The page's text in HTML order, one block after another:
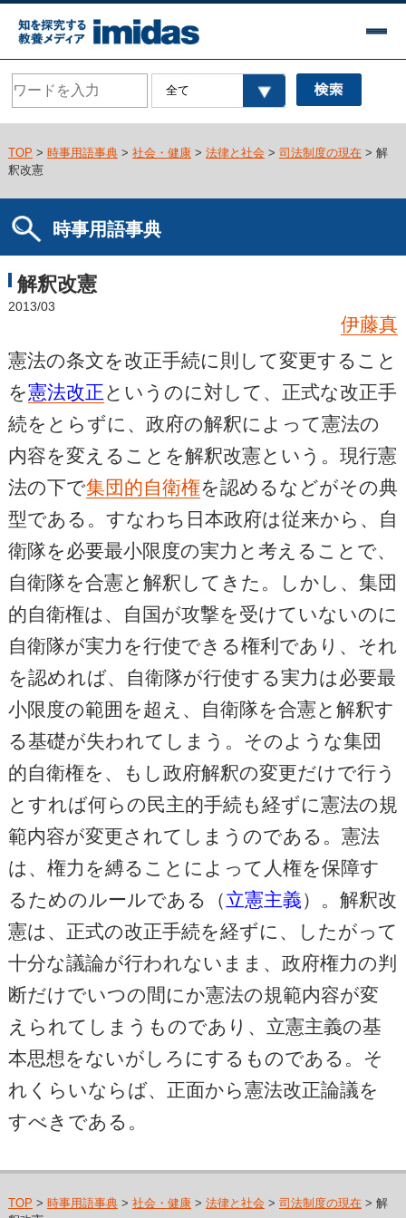
TOP > 時事用語事典> 社会・健康> 法律と社会 > 司法制度の現在> 解
釈改憲
時事用語事典
解釈改憲
2013/03
伊藤真
憲法の条文を改正手続に則して変更すること
を憲法改正というのに対して、正式な改正手
続をとらずに、政府の解釈によって憲法の
内容を変えることを解釈改憲という。現行憲
法の下で集団的自衛権を認めるなどがその典
型である。すなわち日本政府は従来から、自
衛隊を必要最小限度の実力と考えることで、
自衛隊を合憲と解釈してきた。しかし、集団
的自衛権は、自国が攻撃を受けていないのに
自衛隊が実力を行使できる権利であり、それ
を認めれば、自衛隊が行使する実力は必要最
小限度の範囲を超え、自衛隊を合憲と解釈す
る基礎が失われてしまう。そのような集団
的自衛権を、もし政府解釈の変更だけで行う
とすれば何らの民主的手続も経ずに憲法の規
範内容が変更されてしまうのである。憲法
は、権力を縛ることによって人権を保障す
るためのルールである（立憲主義）。解釈改
憲は、正式の改正手続を経ずに、したがって
十分な議論が行われないまま、政府権力の判
断だけでいつの間にか憲法の規範内容が変
えられてしまうものであり、立憲主義の基
本思想をないがしろにするものである。そ
れくらいならば、正面から憲法改正論議を
すべきである。
TOP > 時事用語事典> 社会・健康> 法律と社会 > 司法制度の現在> 解